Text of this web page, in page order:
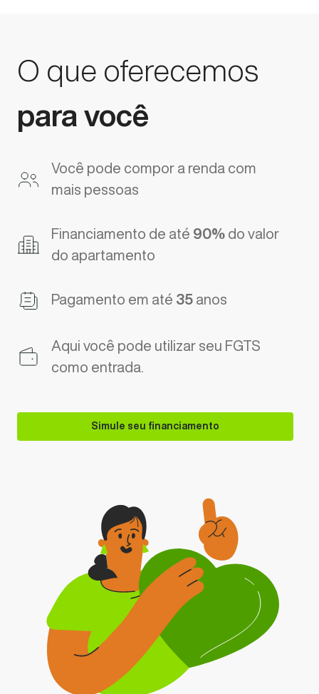
O que oferecemos
para você
Você pode compor a renda com
mais pessoas
Financiamento de até 90% do valor
do apartamento
Pagamento em até 35 anos
Aqui você pode utilizar seu FGTS
como entrada.
Simule seu financiamento